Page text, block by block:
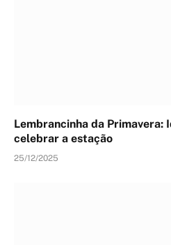
Lembrancinha da Primavera:
celebrar a estação
25/12/2025